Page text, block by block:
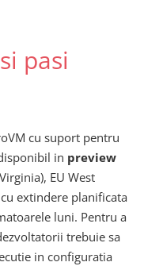
pasi
cu suport pentru
in preview
EU West
extindere planificata
luni. Pentru a
trebuie sa
in configuratia